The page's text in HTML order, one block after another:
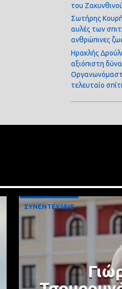
του
Σωτήρης
αυλές των
ανθρώπινες
Ηρακλής
αξιόπιστη
τελευταίο
ΣΥΝΕΝΤΕΥΞΕΙΣ